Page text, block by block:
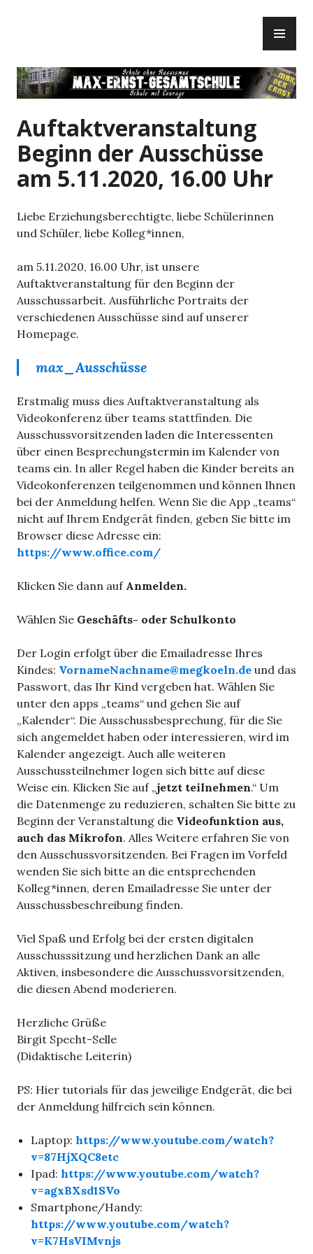
Auftaktveranstaltung
Beginn der Ausschüsse
am 5.11.2020, 16.00 Uhr
Liebe Erziehungsberechtigte, liebe Schülerinnen
und Schüler, liebe Kolleg*innen,
am 5.11.2020, 16.00 Uhr, ist unsere
Auftaktveranstaltung für den Beginn der
Ausschussarbeit. Ausführliche Portraits der
verschiedenen Ausschüsse sind auf unserer
Homepage.
max_Ausschüsse
Erstmalig muss dies Auftaktveranstaltung als
Videokonferenz über teams stattfinden. Die
Ausschussvorsitzenden laden die Interessenten
über einen Besprechungstermin im Kalender von
teams ein. In aller Regel haben die Kinder bereits an
Videokonferenzen teilgenommen und können Ihnen
bei der Anmeldung helfen. Wenn Sie die App „teams“
nicht auf Ihrem Endgerät finden, geben Sie bitte im
Browser diese Adresse ein:
https://www.office.com/
Klicken Sie dann auf Anmelden.
Wählen Sie Geschäfts- oder Schulkonto
Der Login erfolgt über die Emailadresse Ihres
Kindes: VornameNachname@megkoeln.de und das
Passwort, das Ihr Kind vergeben hat. Wählen Sie
unter den apps „teams“ und gehen Sie auf
„Kalender“. Die Ausschussbesprechung, für die Sie
sich angemeldet haben oder interessieren, wird im
Kalender angezeigt. Auch alle weiteren
Ausschussteilnehmer logen sich bitte auf diese
Weise ein. Klicken Sie auf „jetzt teilnehmen.“ Um
die Datenmenge zu reduzieren, schalten Sie bitte zu
Beginn der Veranstaltung die Videofunktion aus,
auch das Mikrofon. Alles Weitere erfahren Sie von
den Ausschussvorsitzenden. Bei Fragen im Vorfeld
wenden Sie sich bitte an die entsprechenden
Kolleg*innen, deren Emailadresse Sie unter der
Ausschussbeschreibung finden.
Viel Spaß und Erfolg bei der ersten digitalen
Ausschusssitzung und herzlichen Dank an alle
Aktiven, insbesondere die Ausschussvorsitzenden,
die diesen Abend moderieren.
Herzliche Grüße
Birgit Specht-Selle
(Didaktische Leiterin)
PS: Hier tutorials für das jeweilige Endgerät, die bei
der Anmeldung hilfreich sein können.
Laptop: https://www.youtube.com/watch?
v=87HjXQC8etc
Ipad: https://www.youtube.com/watch?
v=agxBXsd1SVo
Smartphone/Handy:
https://www.youtube.com/watch?
v=K7HsVIMvnjs